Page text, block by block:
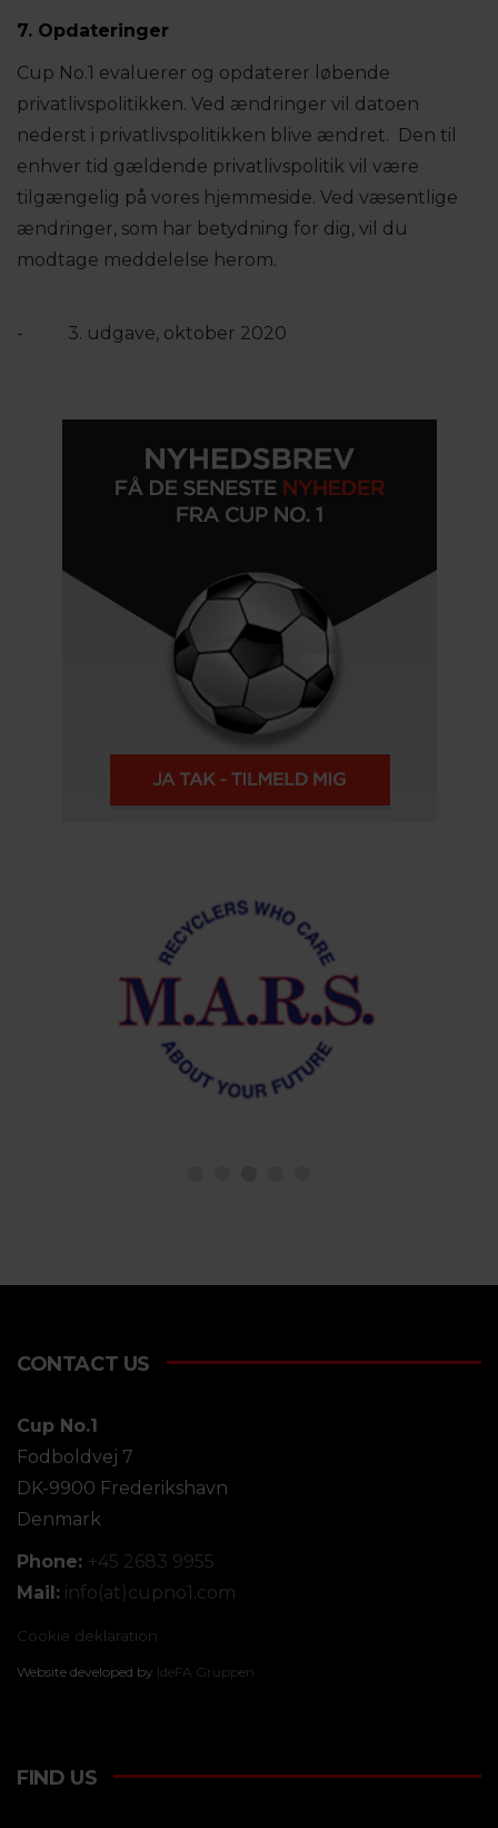
7. Opdateringer
Cup No.1 evaluerer og opdaterer løbende
privatlivspolitikken. Ved ændringer vil datoen
nederst i privatlivspolitikken blive ændret. Den til
enhver tid gældende privatlivspolitik vil være
tilgængelig på vores hjemmeside. Ved væsentlige
ændringer, som har betydning for dig, vil du
modtage meddelelse herom.
- 3. udgave, oktober 2020
CONTACT US
Cup No.1
Fodboldvej 7
DK-9900 Frederikshavn
Denmark
Phone: +45 2683 9955
Mail: info(at)cupno1.com
Cookie deklaration
Website developed by IdeFA Gruppen
FIND US